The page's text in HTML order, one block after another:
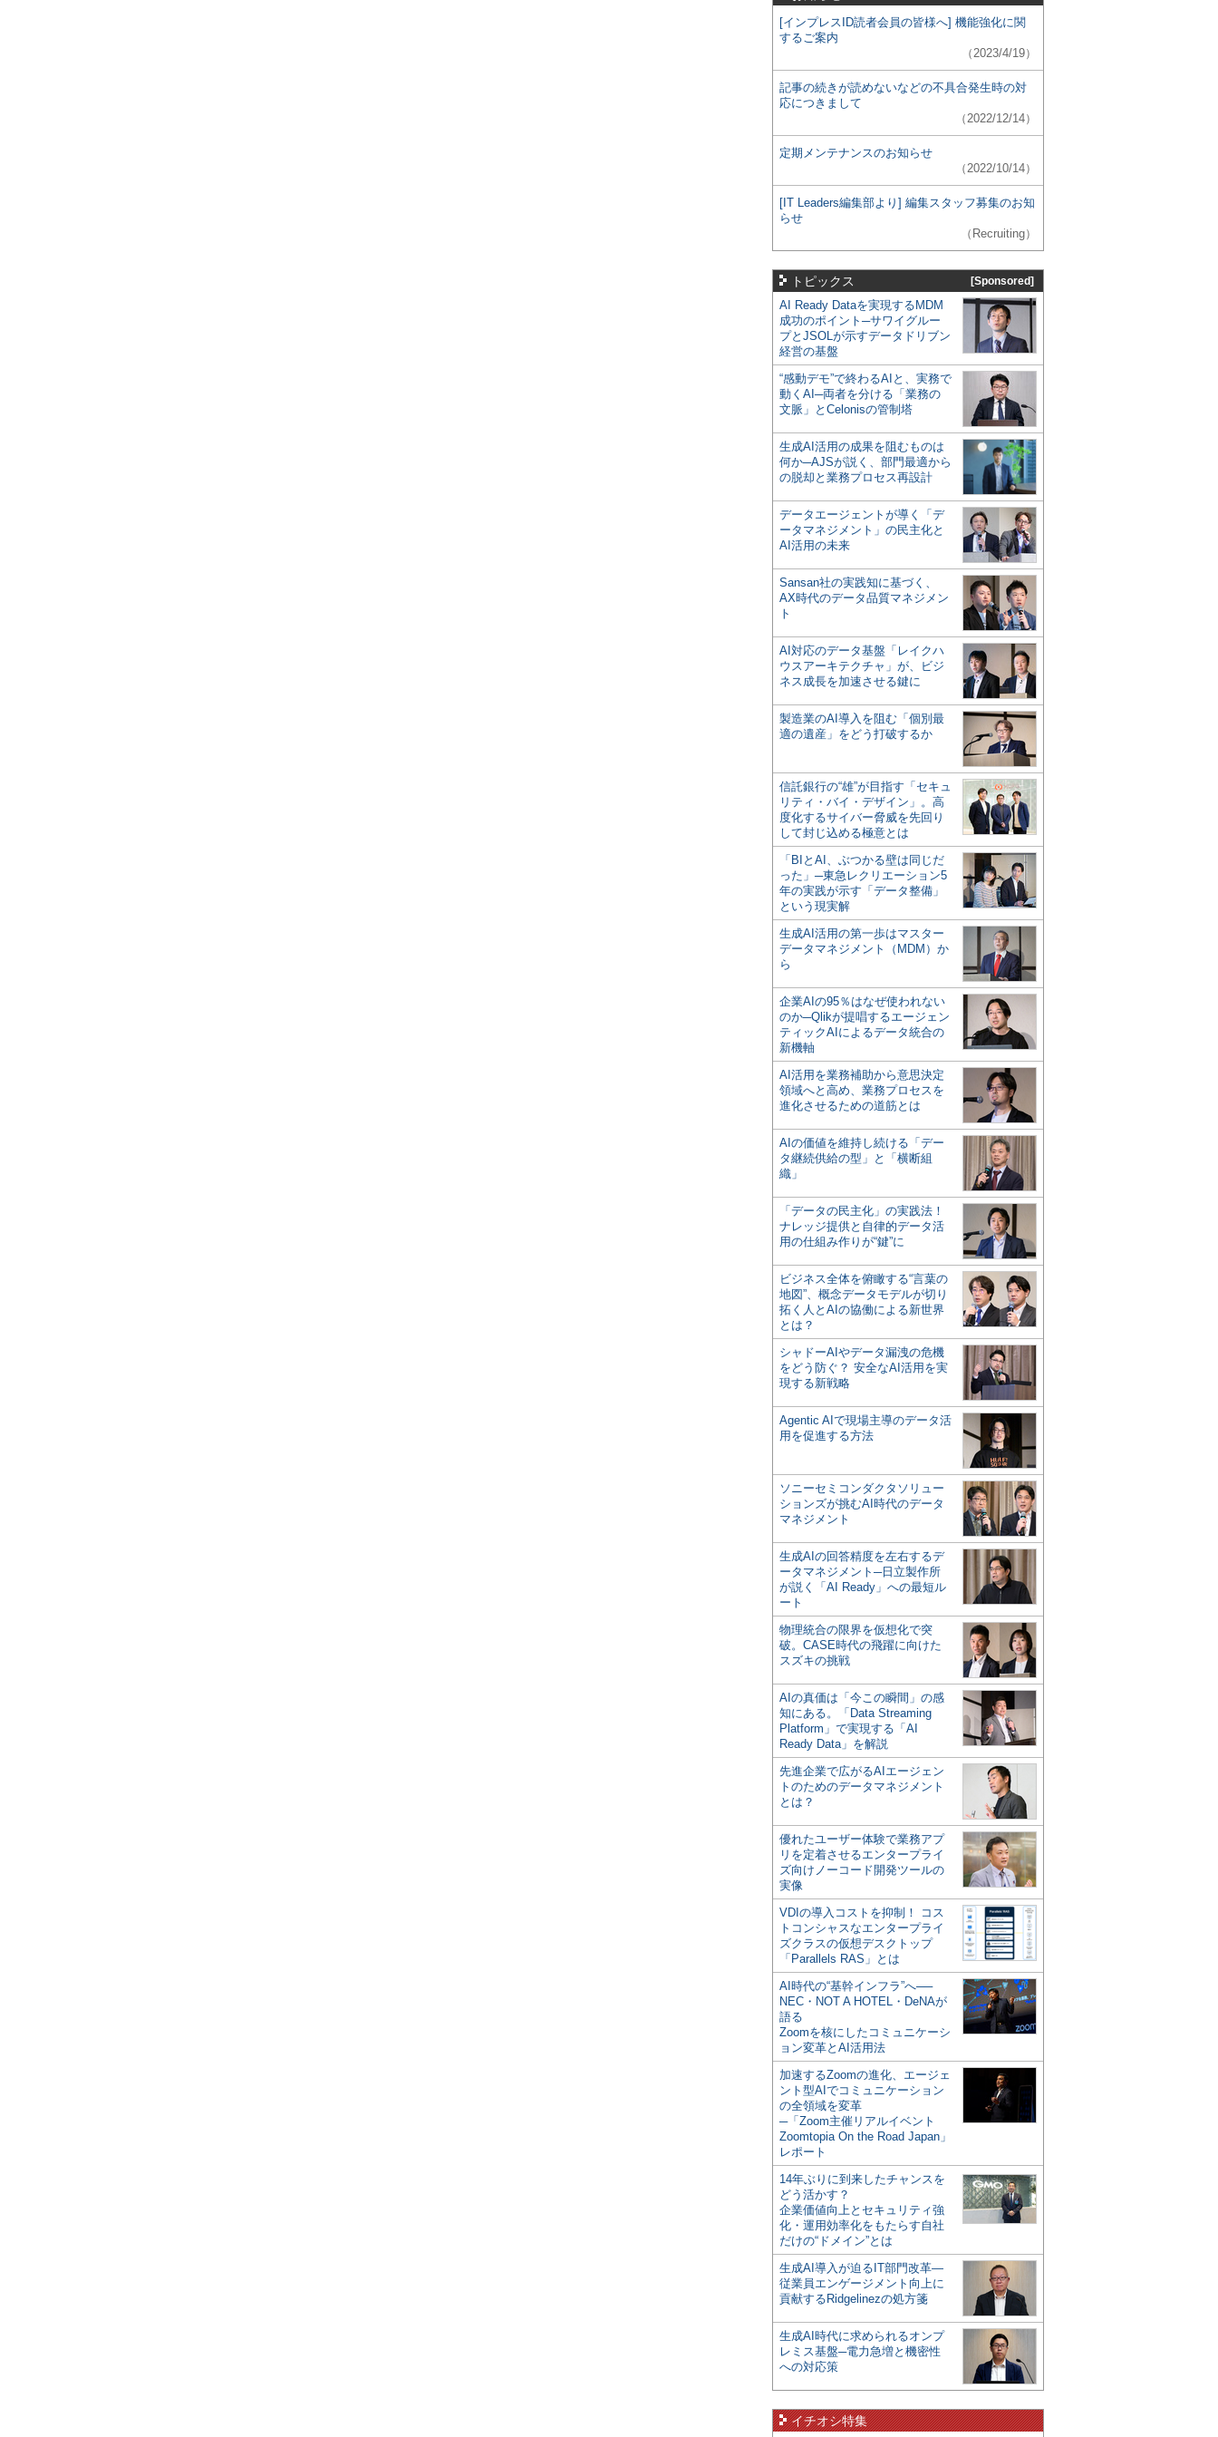
[インプレスID読者会員の皆様へ] 機能強化に関
するご案内
（2023/4/19）
記事の続きが読めないなどの不具合発生時の対
応につきまして
（2022/12/14）
定期メンテナンスのお知らせ
（2022/10/14）
[IT Leaders編集部より] 編集スタッフ募集のお知
らせ
（Recruiting）
トピックス [Sponsored]
AI Ready Dataを実現するMDM
成功のポイント─サワイグルー
プとJSOLが示すデータドリブン
経営の基盤
“感動デモ”で終わるAIと、実務で
動くAI─両者を分ける「業務の
文脈」とCelonisの管制塔
生成AI活用の成果を阻むものは
何か─AJSが説く、部門最適から
の脱却と業務プロセス再設計
データエージェントが導く「デ
ータマネジメント」の民主化と
AI活用の未来
Sansan社の実践知に基づく、
AX時代のデータ品質マネジメン
ト
AI対応のデータ基盤「レイクハ
ウスアーキテクチャ」が、ビジ
ネス成長を加速させる鍵に
製造業のAI導入を阻む「個別最
適の遺産」をどう打破するか
信託銀行の“雄”が目指す「セキュ
リティ・バイ・デザイン」。高
度化するサイバー脅威を先回り
して封じ込める極意とは
「BIとAI、ぶつかる壁は同じだ
った」─東急レクリエーション5
年の実践が示す「データ整備」
という現実解
生成AI活用の第一歩はマスター
データマネジメント（MDM）か
ら
企業AIの95％はなぜ使われない
のか─Qlikが提唱するエージェン
ティックAIによるデータ統合の
新機軸
AI活用を業務補助から意思決定
領域へと高め、業務プロセスを
進化させるための道筋とは
AIの価値を維持し続ける「デー
タ継続供給の型」と「横断組
織」
「データの民主化」の実践法！
ナレッジ提供と自律的データ活
用の仕組み作りが“鍵”に
ビジネス全体を俯瞰する“言葉の
地図”、概念データモデルが切り
拓く人とAIの協働による新世界
とは？
シャドーAIやデータ漏洩の危機
をどう防ぐ？ 安全なAI活用を実
現する新戦略
Agentic AIで現場主導のデータ活
用を促進する方法
ソニーセミコンダクタソリュー
ションズが挑むAI時代のデータ
マネジメント
生成AIの回答精度を左右するデ
ータマネジメント─日立製作所
が説く「AI Ready」への最短ル
ート
物理統合の限界を仮想化で突
破。CASE時代の飛躍に向けた
スズキの挑戦
AIの真価は「今この瞬間」の感
知にある。「Data Streaming
Platform」で実現する「AI
Ready Data」を解説
先進企業で広がるAIエージェン
トのためのデータマネジメント
とは？
優れたユーザー体験で業務アプ
リを定着させるエンタープライ
ズ向けノーコード開発ツールの
実像
VDIの導入コストを抑制！ コス
トコンシャスなエンタープライ
ズクラスの仮想デスクトップ
「Parallels RAS」とは
AI時代の“基幹インフラ”へ──
NEC・NOT A HOTEL・DeNAが
語る
Zoomを核にしたコミュニケーシ
ョン変革とAI活用法
加速するZoomの進化、エージェ
ント型AIでコミュニケーション
の全領域を変革
─「Zoom主催リアルイベント
Zoomtopia On the Road Japan」
レポート
14年ぶりに到来したチャンスを
どう活かす？
企業価値向上とセキュリティ強
化・運用効率化をもたらす自社
だけの“ドメイン”とは
生成AI導入が迫るIT部門改革―
従業員エンゲージメント向上に
貢献するRidgelinezの処方箋
生成AI時代に求められるオンプ
レミス基盤─電力急増と機密性
への対応策
イチオシ特集